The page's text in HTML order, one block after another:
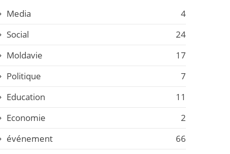
Media
4
Social
24
Moldavie
17
Politique
7
Education
11
Economie
2
événement
66